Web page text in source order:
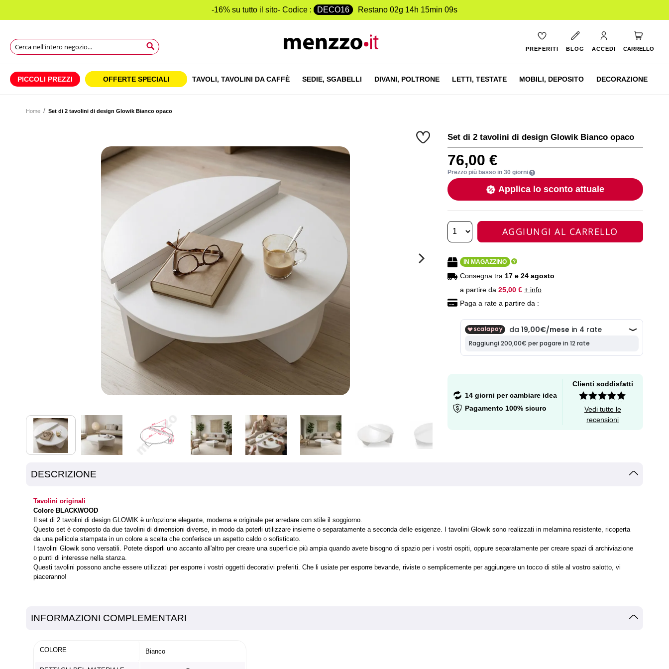
-16% su tutto il sito- Codice : DECO16 Restano 02g 14h 15min 08s
Search
PREFERITI BLOG ACCEDI CARRELLO
PICCOLI PREZZI OFFERTE SPECIALI TAVOLI, TAVOLINI DA CAFFÈ SEDIE, SGABELLI DIVANI, POLTRONE LETTI, TESTATE MOBILI, DEPOSITO DECORAZIONE
Home Set di 2 tavolini di design Glowik Bianco opaco
Set di 2 tavolini di design Glowik Bianco opaco
76,00 €
Prezzo più basso in 30 giorni
Applica lo sconto attuale
AGGIUNGI AL CARRELLO
IN MAGAZZINO
Consegna tra 17 e 24 agosto
a partire da 25,00 € + info
Paga a rate a partire da :
14 giorni per cambiare idea
Pagamento 100% sicuro
Clienti soddisfatti
Vedi tutte le
recensioni
DESCRIZIONE
Tavolini originali
Colore BLACKWOOD
Il set di 2 tavolini di design GLOWIK è un'opzione elegante, moderna e originale per arredare con stile il soggiorno.
Questo set è composto da due tavolini di dimensioni diverse, in modo da poterli utilizzare insieme o separatamente a seconda delle esigenze. I tavolini Glowik sono realizzati in melamina resistente, ricoperta
da una pellicola stampata in un colore a scelta che conferisce un aspetto caldo o sofisticato.
I tavolini Glowik sono versatili. Potete disporli uno accanto all'altro per creare una superficie più ampia quando avete bisogno di spazio per i vostri ospiti, oppure separatamente per creare spazi di archiviazione
o punti di interesse nella stanza.
Questi tavolini possono anche essere utilizzati per esporre i vostri oggetti decorativi preferiti. Che li usiate per esporre bevande, riviste o semplicemente per aggiungere un tocco di stile al vostro salotto, vi
piaceranno!
INFORMAZIONI COMPLEMENTARI
COLORE Bianco